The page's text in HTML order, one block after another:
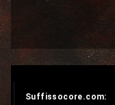
Suffissocore.com: